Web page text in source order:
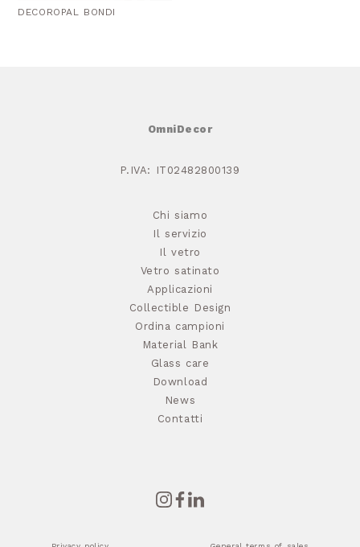
DECOROPAL BONDI
OmniDecor
P.IVA: IT02482800139
Chi siamo
Il servizio
Il vetro
Vetro satinato
Applicazioni
Collectible Design
Ordina campioni
Material Bank
Glass care
Download
News
Contatti